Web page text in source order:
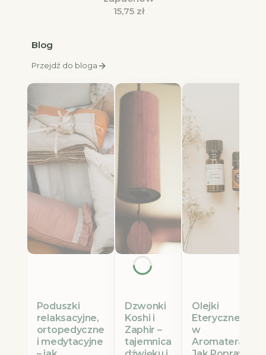
Cena
15,75 zł
Blog
Przejdź do bloga
Poduszki
relaksacyjne,
ortopedyczne
i medytacyjne
Dzwonki
Koshi i
Zaphir –
tajemnica
Olejki
Eteryczne Etja
w
Aromaterapii: